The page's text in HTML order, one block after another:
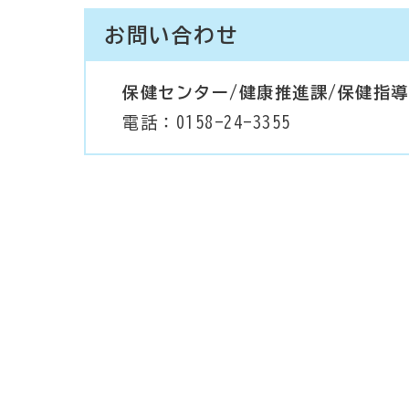
お問い合わせ
保健センター/健康推進課/保健指
電話：0158-24-3355